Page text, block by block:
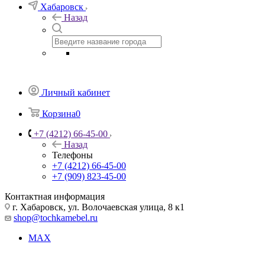
Хабаровск
Назад
Личный кабинет
Корзина0
+7 (4212) 66-45-00
Назад
Телефоны
+7 (4212) 66-45-00
+7 (909) 823-45-00
Контактная информация
г. Хабаровск, ул. Волочаевская улица, 8 к1
shop@tochkamebel.ru
MAX